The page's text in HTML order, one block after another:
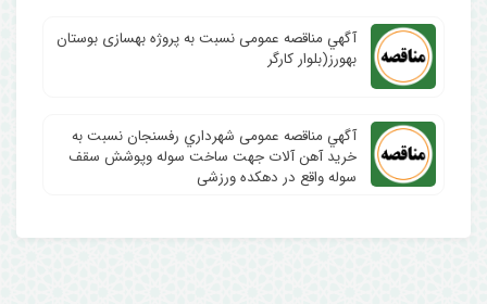
آگهي مناقصه عمومی نسبت به پروژه بهسازی بوستان
بهورز(بلوار کارگر
آگهي مناقصه عمومی شهرداري رفسنجان نسبت به
خرید آهن آلات جهت ساخت سوله وپوشش سقف
سوله واقع در دهکده ورزشی